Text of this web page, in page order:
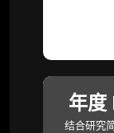
年度
结合研究
列研
80+
系等
研究简
取研